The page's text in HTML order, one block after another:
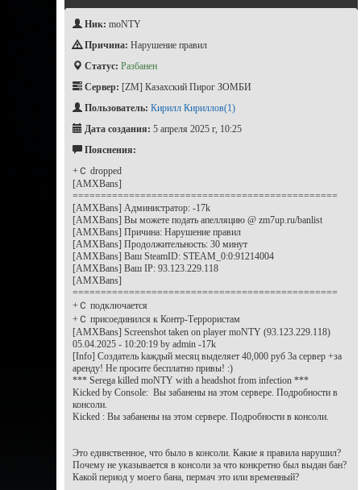
Ник: moNTY
Причина: Нарушение правил
Статус: Разбанен
Сервер: [ZM] Казахский Пирог ЗОМБИ
Пользователь: Кирилл Кириллов(1)
Дата создания: 5 апреля 2025 г, 10:25
Пояснения:
+Ｃ dropped
[AMXBans]
===============================================
[AMXBans] Администратор: -17k
[AMXBans] Вы можете подать апелляцию @ zm7up.ru/banlist
[AMXBans] Причина: Нарушение правил
[AMXBans] Продолжительность: 30 минут
[AMXBans] Ваш SteamID: STEAM_0:0:91214004
[AMXBans] Ваш IP: 93.123.229.118
[AMXBans]
===============================================
+Ｃ подключается
+Ｃ присоединился к Контр-Террористам
[AMXBans] Screenshot taken on player moNTY (93.123.229.118)
05.04.2025 - 10:20:19 by admin -17k
[Info] Coздaтeль kaждый мecяц выдeляeт 40,000 pyб 3a cepвep +зa
apeндy! He пpocитe бecплaтнo пpивы! :)
*** Serega killed moNTY with a headshot from infection ***
Kicked by Console: Вы забанены на этом сервере. Подробности в
консоли.
Kicked : Вы забанены на этом сервере. Подробности в консоли.
Это единственное, что было в консоли. Какие я правила нарушил?
Почему не указывается в консоли за что конкретно был выдан бан?
Какой период у моего бана, пермач это или временный?